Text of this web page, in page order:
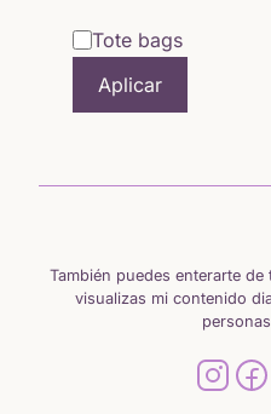
Categoría
Tote bags
Aplicar
También puedes enterarte
visualizas mi contenido